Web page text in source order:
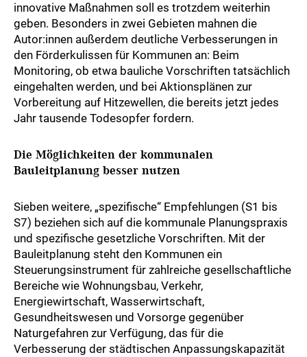
innovative Maßnahmen soll es trotzdem weiterhin
geben. Besonders in zwei Gebieten mahnen die
Autor:innen außerdem deutliche Verbesserungen in
den Förderkulissen für Kommunen an: Beim
Monitoring, ob etwa bauliche Vorschriften tatsächlich
eingehalten werden, und bei Aktionsplänen zur
Vorbereitung auf Hitzewellen, die bereits jetzt jedes
Jahr tausende Todesopfer fordern.
Die Möglichkeiten der kommunalen
Bauleitplanung besser nutzen
Sieben weitere, „spezifische“ Empfehlungen (S1 bis
S7) beziehen sich auf die kommunale Planungspraxis
und spezifische gesetzliche Vorschriften. Mit der
Bauleitplanung steht den Kommunen ein
Steuerungsinstrument für zahlreiche gesellschaftliche
Bereiche wie Wohnungsbau, Verkehr,
Energiewirtschaft, Wasserwirtschaft,
Gesundheitswesen und Vorsorge gegenüber
Naturgefahren zur Verfügung, das für die
Verbesserung der städtischen Anpassungskapazität